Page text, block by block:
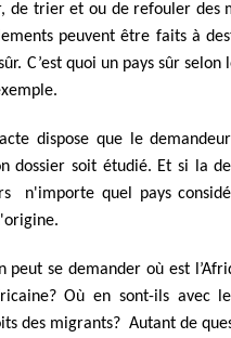
de trier et ou de refouler des
peuvent être faits à
C’est quoi un pays sûr selon
dispose que le
dossier soit étudié. Et si la
n'importe quel pays
peut se demander où est
Où en sont-ils avec
des migrants? Autant de